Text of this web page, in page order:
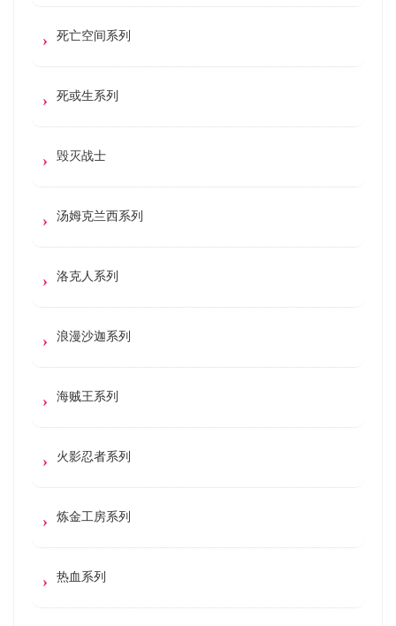
死亡空间系列
死或生系列
毁灭战士
汤姆克兰西系列
洛克人系列
浪漫沙迦系列
海贼王系列
火影忍者系列
炼金工房系列
热血系列